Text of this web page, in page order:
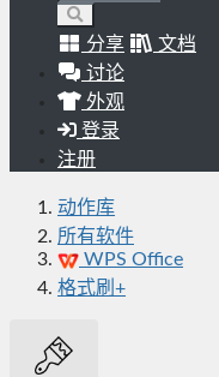
分享
文档
讨论
外观
登录
注册
动作库
所有软件
WPS Office
格式刷+